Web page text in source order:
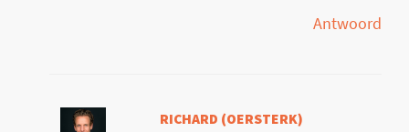
Antwoord
RICHARD (OERSTERK)